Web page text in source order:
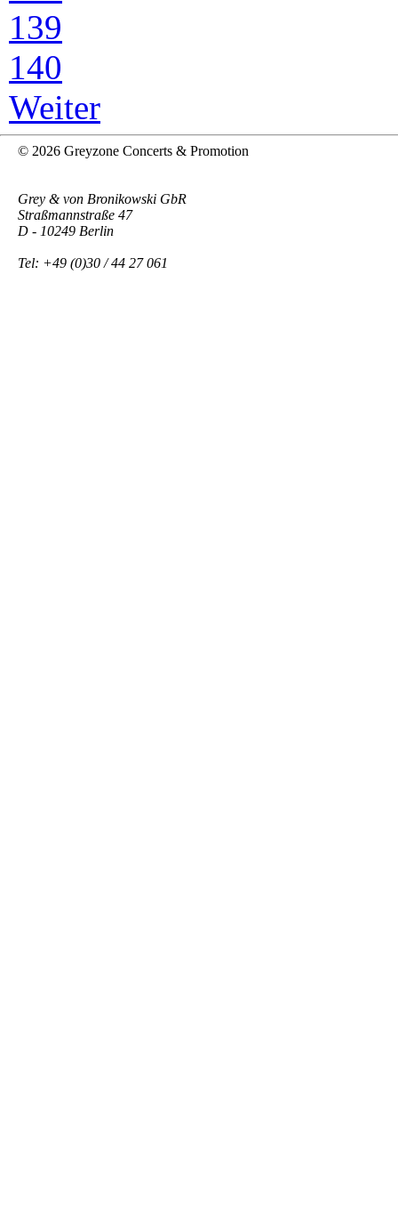
139
140
Weiter
© 2026 Greyzone Concerts & Promotion
Grey & von Bronikowski GbR
Straßmannstraße 47
D - 10249 Berlin
Tel: +49 (0)30 / 44 27 061